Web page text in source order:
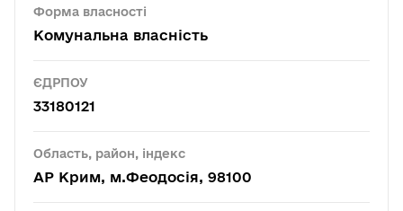
Форма власності
Комунальна власність
ЄДРПОУ
33180121
Область, район, індекс
АР Крим, м.Феодосія, 98100